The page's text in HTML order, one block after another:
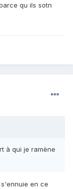
qu ils sotn
à qui je ramène
s'ennuie en ce